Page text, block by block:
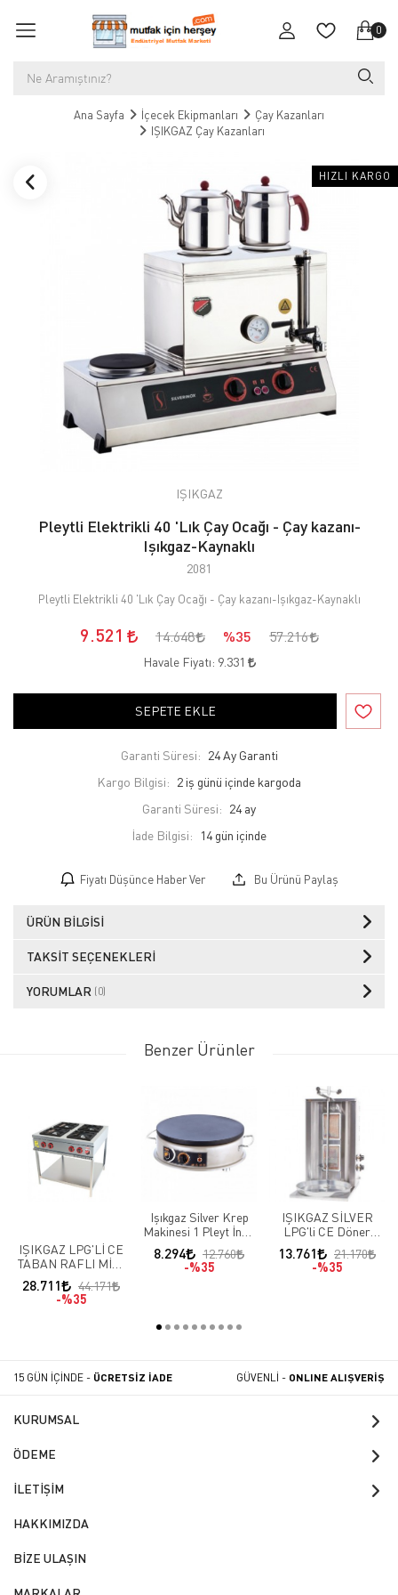
0
Ana Sayfa İçecek Ekipmanları
Çay Kazanları
IŞIKGAZ Çay Kazanları
HIZLI KARGO
IŞIKGAZ
Pleytli Elektrikli 40 'Lık Çay Ocağı - Çay kazanı-
Işıkgaz-Kaynaklı
2081
Pleytli Elektrikli 40 'Lık Çay Ocağı - Çay kazanı-Işıkgaz-Kaynaklı
9.521 14.648 %35 57.216
Havale Fiyatı: 9.331
SEPETE EKLE
Garanti Süresi: 24 Ay Garanti
Kargo Bilgisi: 2 iş günü içinde kargoda
Garanti Süresi: 24 ay
İade Bilgisi:
Fiyatı Düşünce Haber Ver Bu Ürünü Paylaş
ÜRÜN BILGISI
TAKSIT SEÇENEKLERI
YORUMLAR (0)
Benzer Ürünler
IŞIKGAZ LPG'Lİ CE
TABAN RAFLI MİDİ
OCAK 4 BACK
28.711
44.171
%35
Işıkgaz Silver Krep
Makinesi 1 Pleyt İnox
40 Cm
8.294
12.760
%35
IŞIKGAZ SİLVER
LPG'li CE Döner
Ocağı 2 Radyanlı
13.761
21.170
%35
15 GÜN İÇİNDE - ÜCRETSİZ İADE GÜVENLİ - ONLINE ALIŞVERİŞ
KURUMSAL
ÖDEME
İLETİŞİM
HAKKIMIZDA
BİZE ULAŞIN